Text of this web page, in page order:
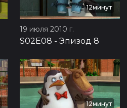
12минут
19 июля 2010 г.
S02E08 - Эпизод 8
12минут